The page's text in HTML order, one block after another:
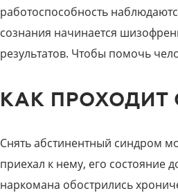
работоспособность
сознания начинается
результатов. Чтобы помочь
КАК ПРОХОДИТ
Снять абстинентный синдром
приехал к нему, его состояние
наркомана обострились